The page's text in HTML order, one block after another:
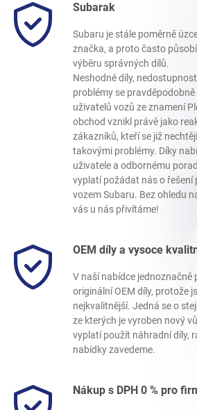
Subarak
Subaru je stále poměrně
značka, a proto často
výběru správných dílů.
Neshodné díly,
problémy se
uživatelů vozů ze znamení
obchod vznikl právě jako
zákazníků, kteří se již
takovými problémy. Díky
uživatele a odbornému
vyplatí požádat nás o řešení
vozem Subaru. Bez ohledu
vás u nás přivítáme!
OEM díly a vysoce
V naší nabídce jednoznačně
originální OEM díly, protože
nejkvalitnější. Jedná se o
ze kterých je vyroben nový
vyplatí použít náhradní díly,
nabídky zavedeme.
Nákup s DPH 0 % pro